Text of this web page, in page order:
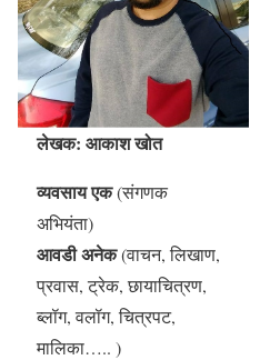
लेखक: आकाश खोत
व्यवसाय एक(संगणक
अभियंता)
आवडी अनेक(वाचन, लिखाण,
प्रवास, ट्रेक, छायाचित्रण,
ब्लॉग, वलॉग, चित्रपट,
मालिका….. )